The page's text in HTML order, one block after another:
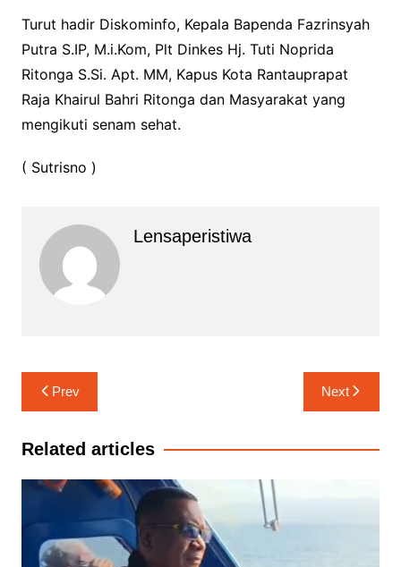
Turut hadir Diskominfo, Kepala Bapenda Fazrinsyah
Putra S.IP, M.i.Kom, Plt Dinkes Hj. Tuti Noprida
Ritonga S.Si. Apt. MM, Kapus Kota Rantauprapat
Raja Khairul Bahri Ritonga dan Masyarakat yang
mengikuti senam sehat.
( Sutrisno )
Lensaperistiwa
Navigasi
pos
Prev Next
Related articles